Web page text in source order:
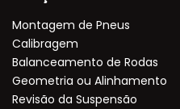
Montagem de Pneus
Calibragem
Balanceamento de Rodas
Geometria ou Alinhamento
Revisão da Suspensão